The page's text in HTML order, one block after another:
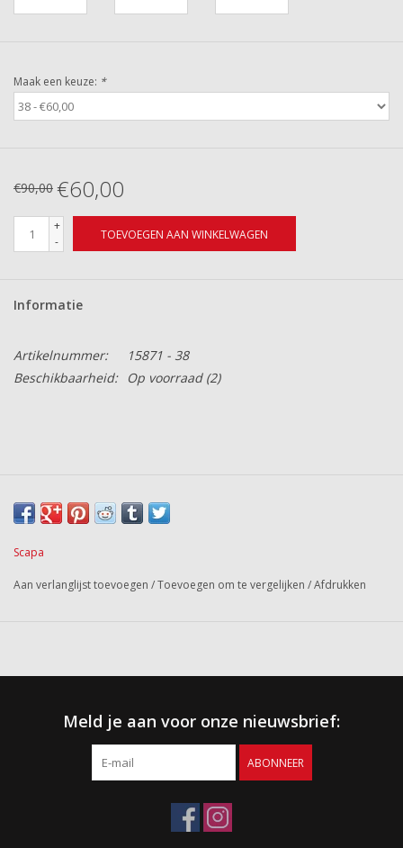
Maak een keuze: *
€90,00 €60,00
+
-
TOEVOEGEN AAN WINKELWAGEN
Informatie
Artikelnummer:
15871 - 38
Beschikbaarheid:
Op voorraad(2)
Scapa
Aan verlanglijst toevoegen /Toevoegen om te vergelijken /Afdrukken
Meld je aan voor onze nieuwsbrief:
ABONNEER